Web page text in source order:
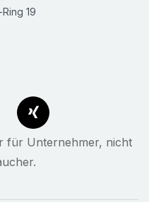
19
für Unternehmer, nicht